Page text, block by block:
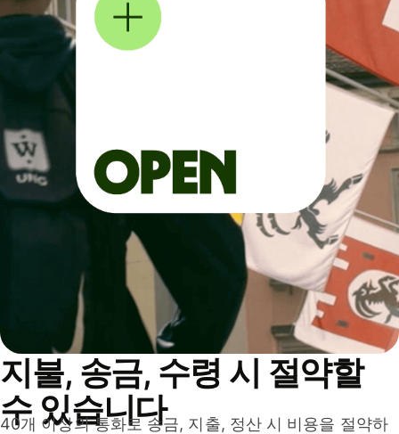
지불, 송금, 수령 시 절약할
수 있습니다
40개 이상의 통화로 송금, 지출, 정산 시 비용을 절약하